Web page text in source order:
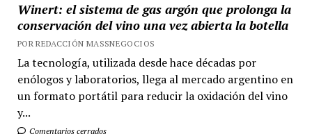
Winert: el sistema de gas argón que prolonga la
conservación del vino una vez abierta la botella
POR REDACCIÓN MASSNEGOCIOS
La tecnología, utilizada desde hace décadas por
enólogos y laboratorios, llega al mercado argentino en
un formato portátil para reducir la oxidación del vino
y...
Comentarios cerrados